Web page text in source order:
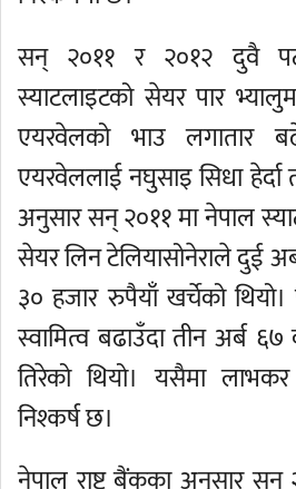
सन् २०११ र २०१२ दुवै
स्याटलाइटको सेयर पार
एयरवेलको भाउ लगातार
एयरवेललाई नघुसाइ सिधा हेर्दा
अनुसार सन् २०११ मा नेपाल
सेयर लिन टेलियासोनेराले दुई
३० हजार रुपैयाँ खर्चेको
स्वामित्व बढाउँदा तीन अर्ब
तिरेको थियो। यसैमा
निश्कर्ष छ।